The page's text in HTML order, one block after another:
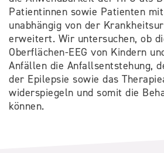
Patientinnen sowie Patienten
unabhängig von der
erweitert. Wir untersuchen, ob
Oberflächen-EEG von Kindern
Anfällen die Anfallsentstehung,
der Epilepsie sowie das
widerspiegeln und somit die
können.